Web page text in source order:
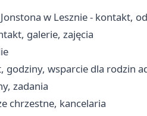
w Lesznie - kontakt,
galerie, zajęcia
wsparcie dla rodzin
zadania
chrzestne, kancelaria